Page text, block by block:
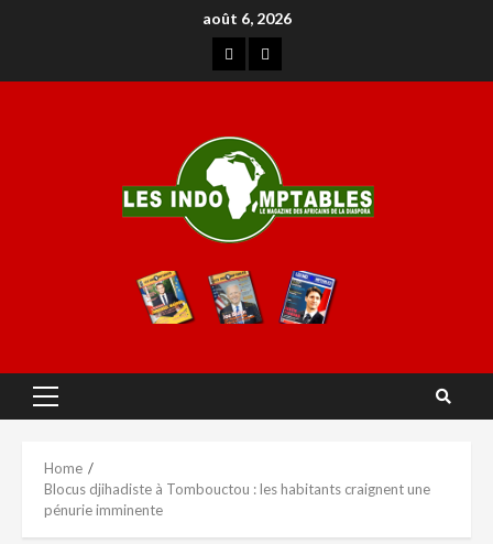
août 6, 2026
Home
Blocus djihadiste à Tombouctou : les habitants craignent une
pénurie imminente